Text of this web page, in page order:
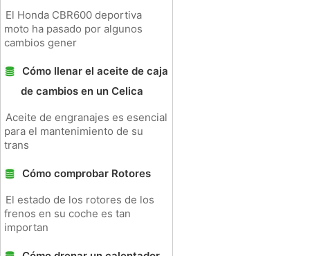
El Honda CBR600 deportiva
moto ha pasado por algunos
cambios gener
Cómo llenar el aceite de caja
de cambios en un Celica
Aceite de engranajes es esencial
para el mantenimiento de su
trans
Cómo comprobar Rotores
El estado de los rotores de los
frenos en su coche es tan
importan